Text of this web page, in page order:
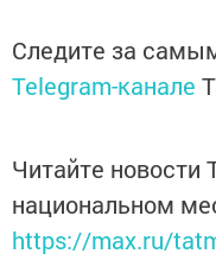
Следите за
Telegram-канале
Читайте новости
национальном
https://max.ru/